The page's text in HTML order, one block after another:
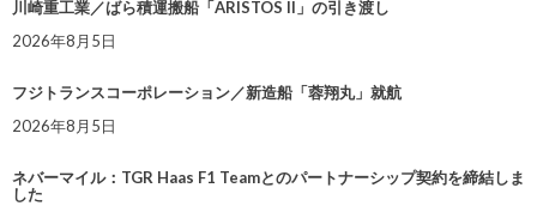
川崎重工業／ばら積運搬船「ARISTOS II」の引き渡し
2026年8月5日
フジトランスコーポレーション／新造船「蓉翔丸」就航
2026年8月5日
ネバーマイル：TGR Haas F1 Teamとのパートナーシップ契約を締結しま
した